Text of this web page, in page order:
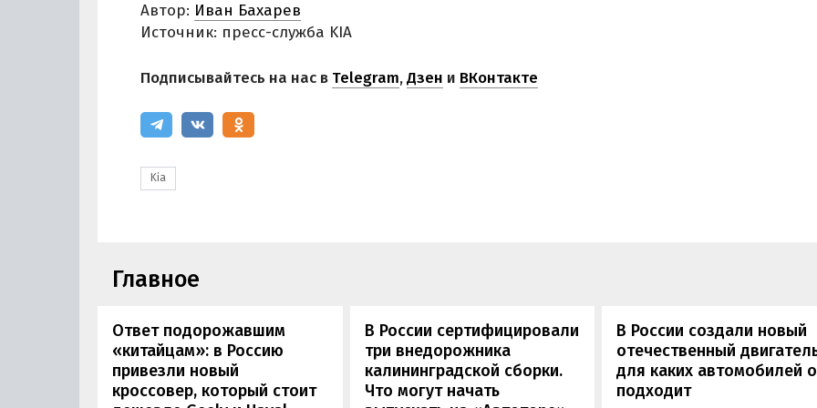
Автор: Иван Бахарев
Источник: пресс-служба KIA
Подписывайтесь на нас в Telegram,Дзен и ВКонтакте
Kia
Главное
Ответ подорожавшим
«китайцам»: в Россию
привезли новый
кроссовер, который стоит
В России сертифицировали
три внедорожника
калининградской сборки.
Что могут начать
В России создали новый
отечественный
для каких автомобилей
подходит